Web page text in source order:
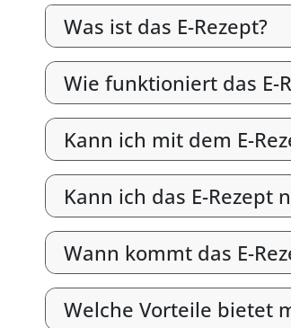
Was ist das E-Rezept?
Wie funktioniert das E-
Kann ich mit dem E-
Kann ich das E-
Wann kommt das E-
Welche Vorteile bietet